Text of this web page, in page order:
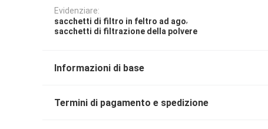
Evidenziare:
sacchetti di filtro in feltro ad ago,
sacchetti di filtrazione della polvere
Informazioni di base
Termini di pagamento e spedizione